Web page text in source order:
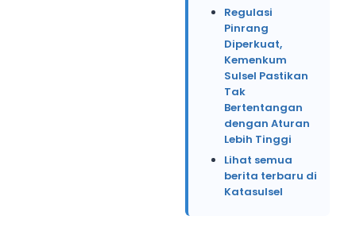
Regulasi
Pinrang
Diperkuat,
Kemenkum
Sulsel Pastikan
Tak
Bertentangan
dengan Aturan
Lebih Tinggi
Lihat semua
berita terbaru di
Katasulsel